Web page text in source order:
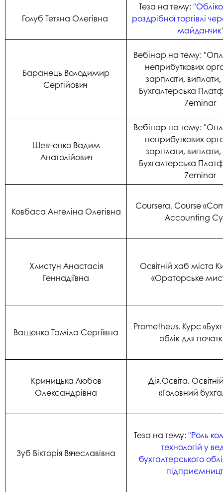
Голуб Тетяна Олегівна
Теза на тему: "
роздрібної торгівлі
майданчик
Баранець Володимир
Сергійович
Вебінар на тему:
неприбуткових
зарплати, виплати,
Бухгалтерська
7eminar
Шевченко Вадим
Анатолійович
Вебінар на тему:
неприбуткових
зарплати, виплати,
Бухгалтерська
7eminar
Ковбаса Ангеліна Олегівна
Coursera. Course
Accounting
Хлистун Анастасія
Геннадіївна
Освітній хаб міста
«Ораторське
Ващенко Таміла Сергіївна
Prometheus. Курс
облік для
Криницька Любов
Олександрівна
Дія.Освіта.
«Головний
Зуб Вікторія Вячеславівна
Теза на тему: "Роль
технологій у
бухгалтерського